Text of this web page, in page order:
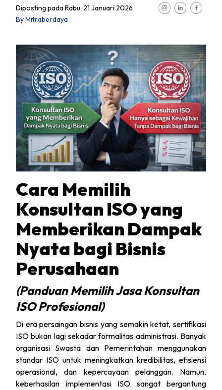
Diposting padaRabu, 21 Januari 2026
ByMitraberdaya
Cara Memilih
Konsultan ISO yang
Memberikan Dampak
Nyata bagi Bisnis
Perusahaan
(Panduan Memilih Jasa Konsultan
ISO Profesional)
Di era persaingan bisnis yang semakin ketat, sertifikasi
ISO bukan lagi sekadar formalitas administrasi. Banyak
organisasi Swasta dan Pemerintahan menggunakan
standar ISO untuk meningkatkan kredibilitas, efisiensi
operasional, dan kepercayaan pelanggan. Namun,
keberhasilan implementasi ISO sangat bergantung